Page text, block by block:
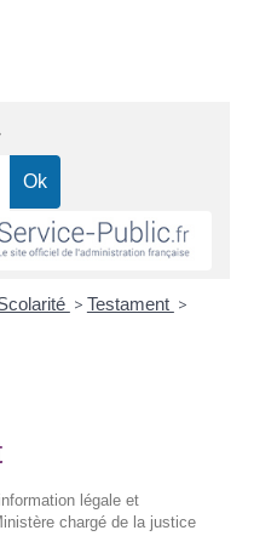
> Testament >
légale et
chargé de la justice